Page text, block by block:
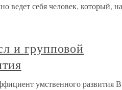
ведет себя человек, который,
и групповой
умственного развития